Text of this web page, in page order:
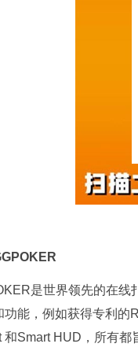
是世界领先的在线
功能，例如获得专利的
和Smart HUD，所有